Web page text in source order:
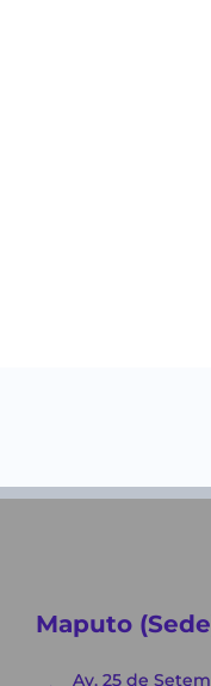
Maputo
Av. 25 de